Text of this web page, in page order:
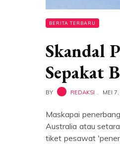
BERITA TERBARU
Skandal
Sepakat
BY REDAKSI MEI
Maskapai
Australia atau
tiket pesawat